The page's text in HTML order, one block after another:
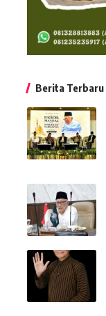
Berita Terbaru